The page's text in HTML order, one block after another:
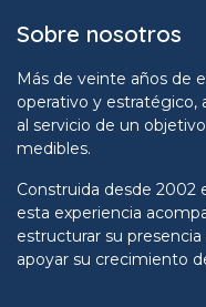
Sobre nosotros
Más de veinte años de
operativo y estratégico,
al servicio de un
medibles.
Construida desde 2002
esta experiencia
estructurar su
apoyar su crecimiento